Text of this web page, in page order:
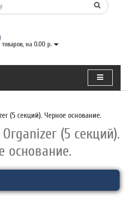
товаров, на 0.00 р.
(5 секций). Черное основание.
(5 секций).
основание.